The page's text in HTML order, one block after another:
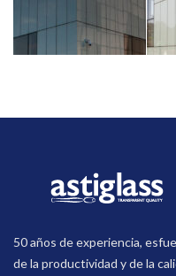
50 años de experiencia,
de la productividad y de la